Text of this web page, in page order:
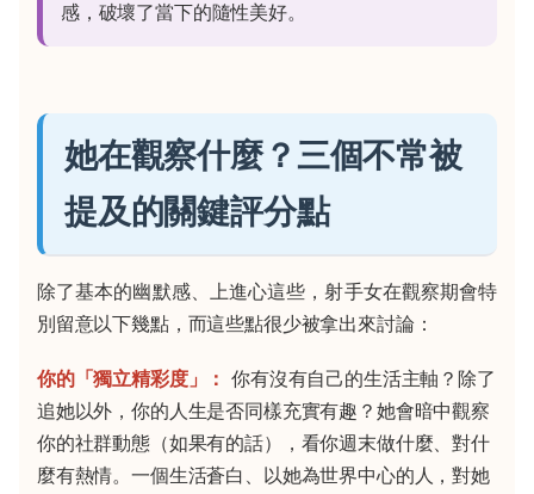
感，破壞了當下的隨性美好。
她在觀察什麼？三個不常被
提及的關鍵評分點
除了基本的幽默感、上進心這些，射手女在觀察期會特
別留意以下幾點，而這些點很少被拿出來討論：
你的「獨立精彩度」： 你有沒有自己的生活主軸？除了
追她以外，你的人生是否同樣充實有趣？她會暗中觀察
你的社群動態（如果有的話），看你週末做什麼、對什
麼有熱情。一個生活蒼白、以她為世界中心的人，對她